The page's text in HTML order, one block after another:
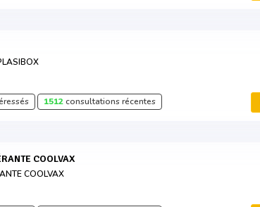
1512consultations récentes
COOLVAX
COOLVAX